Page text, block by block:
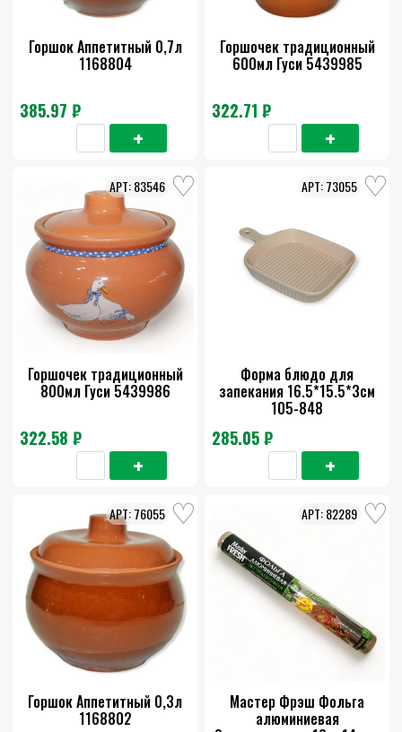
Горшок Аппетитный 0,7л
1168804
385.97 ₽
Горшочек традиционный
600мл Гуси 5439985
322.71 ₽
Горшочек традиционный
800мл Гуси 5439986
322.58 ₽
83546
Форма блюдо для
запекания 16.5*15.5*3см
105-848
285.05 ₽
73055
Горшок Аппетитный 0,3л
1168802
76055
Мастер Фрэш Фольга
алюминиевая
82289